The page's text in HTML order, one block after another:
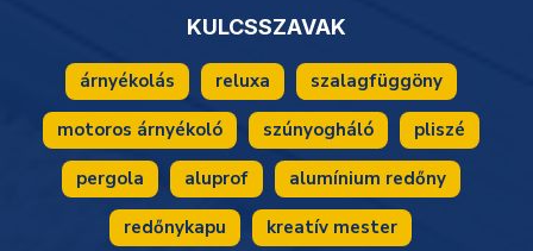
KULCSSZAVAK
árnyékolás reluxa szalagfüggöny
motoros árnyékoló szúnyogháló pliszé
pergola aluprof alumínium redőny
redőnykapu kreatív mester